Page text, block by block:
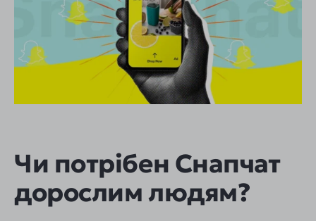
Чи потрібен Снапчат
дорослим людям?